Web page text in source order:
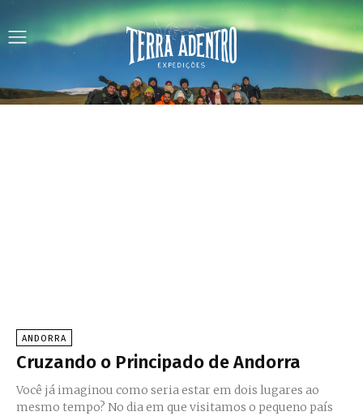
ANDORRA
Cruzando o Principado de Andorra
Você já imaginou como seria estar em dois lugares ao
mesmo tempo? No dia em que visitamos o pequeno país